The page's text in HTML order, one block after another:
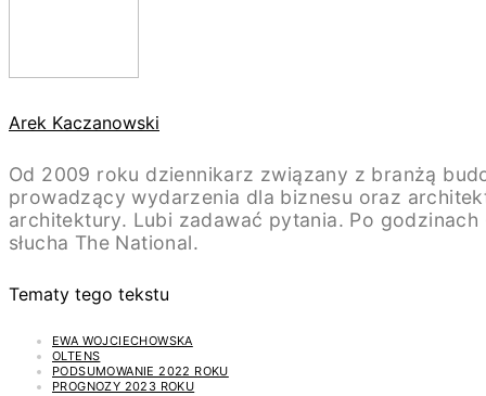
Arek Kaczanowski
Od 2009 roku dziennikarz związany z branżą
prowadzący wydarzenia dla biznesu oraz
architektury. Lubi zadawać pytania. Po
słucha The National.
Tematy tego tekstu
EWA WOJCIECHOWSKA
OLTENS
PODSUMOWANIE 2022 ROKU
PROGNOZY 2023 ROKU